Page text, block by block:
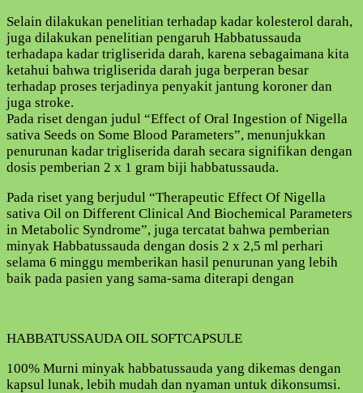
Selain dilakukan penelitian terhadap kadar kolesterol darah,
juga dilakukan penelitian pengaruh Habbatussauda
terhadapa kadar trigliserida darah, karena sebagaimana kita
ketahui bahwa trigliserida darah juga berperan besar
terhadap proses terjadinya penyakit jantung koroner dan
juga stroke.
Pada riset dengan judul “Effect of Oral Ingestion of Nigella
sativa Seeds on Some Blood Parameters”, menunjukkan
penurunan kadar trigliserida darah secara signifikan dengan
dosis pemberian 2 x 1 gram biji habbatussauda.
Pada riset yang berjudul “Therapeutic Effect Of Nigella
sativa Oil on Different Clinical And Biochemical Parameters
in Metabolic Syndrome”, juga tercatat bahwa pemberian
minyak Habbatussauda dengan dosis 2 x 2,5 ml perhari
selama 6 minggu memberikan hasil penurunan yang lebih
baik pada pasien yang sama-sama diterapi dengan
HABBATUSSAUDA OIL SOFTCAPSULE
100% Murni minyak habbatussauda yang dikemas dengan
kapsul lunak, lebih mudah dan nyaman untuk dikonsumsi.